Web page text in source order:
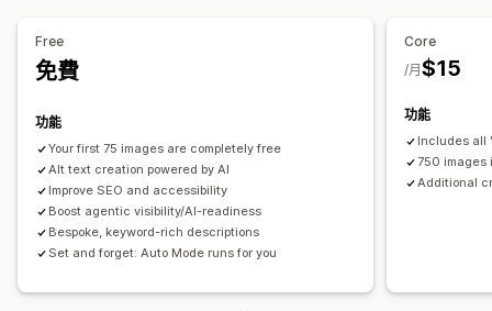
Free
免費
功能
Your first 75 images are completely free
Alt text creation powered by AI
Improve SEO and accessibility
Boost agentic visibility/AI-readiness
Bespoke, keyword-rich descriptions
Set and forget: Auto Mode runs for you
Core
$15
/月
功能
Includes all
750 images
Additional